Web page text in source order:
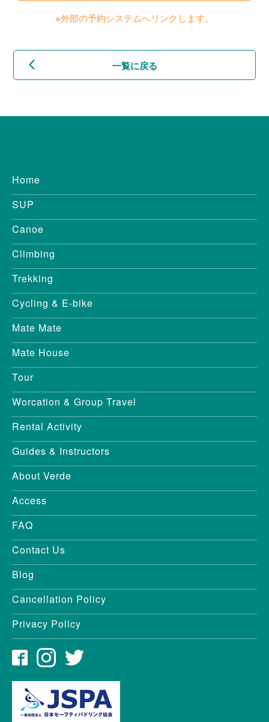
※外部の予約システムへリンクします。
一覧に戻る
Home
SUP
Canoe
Climbing
Trekking
Cycling & E-bike
Mate Mate
Mate House
Tour
Worcation & Group Travel
Rental Activity
Guides & Instructors
About Verde
Access
FAQ
Contact Us
Blog
Cancellation Policy
Privacy Policy